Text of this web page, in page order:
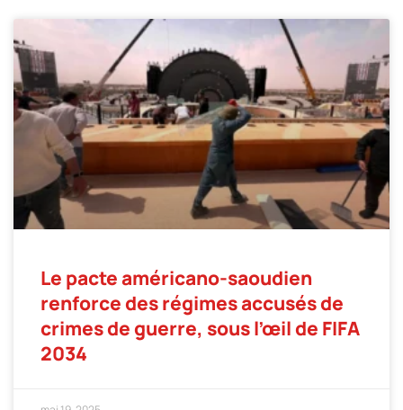
Le pacte américano-saoudien
renforce des régimes accusés de
crimes de guerre, sous l’œil de FIFA
2034